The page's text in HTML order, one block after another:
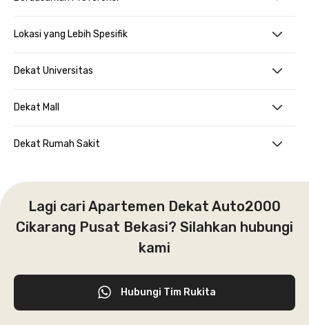
Lokasi yang Lebih Spesifik
Dekat Universitas
Dekat Mall
Dekat Rumah Sakit
Lagi cari Apartemen Dekat Auto2000
Cikarang Pusat Bekasi? Silahkan hubungi
kami
Hubungi Tim Rukita